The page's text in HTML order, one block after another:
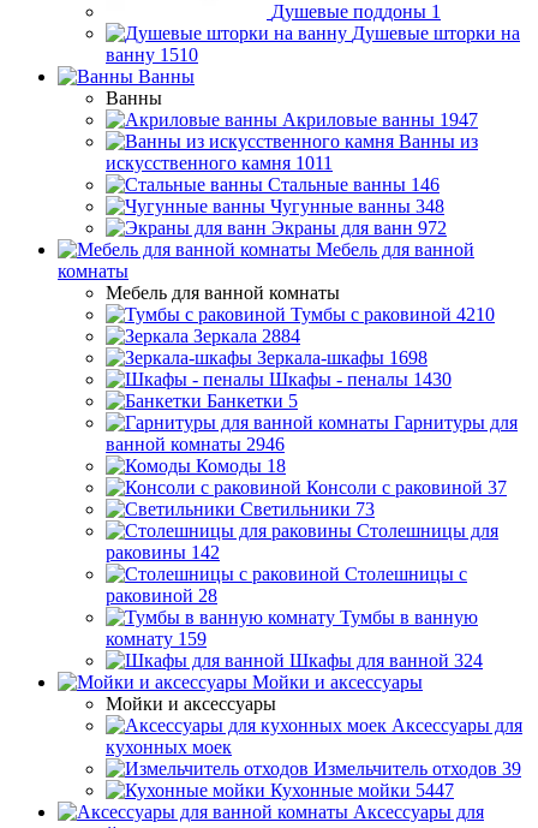
Душевые поддоны 1
Душевые шторки на
ванну 1510
Ванны
Ванны
Акриловые ванны 1947
Ванны из
искусственного камня 1011
Стальные ванны 146
Чугунные ванны 348
Экраны для ванн 972
Мебель для ванной
комнаты
Мебель для ванной комнаты
Тумбы с раковиной 4210
Зеркала 2884
Зеркала-шкафы 1698
Шкафы - пеналы 1430
Банкетки 5
Гарнитуры для
ванной комнаты 2946
Комоды 18
Консоли с раковиной 37
Светильники 73
Столешницы для
раковины 142
Столешницы с
раковиной 28
Тумбы в ванную
комнату 159
Шкафы для ванной 324
Мойки и аксессуары
Мойки и аксессуары
Аксессуары для
кухонных моек
Измельчитель отходов 39
Кухонные мойки 5447
Аксессуары для